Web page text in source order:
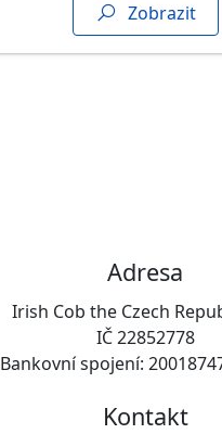
Zobrazit
Adresa
Irish Cob the Czech
IČ 22852778
Bankovní spojení:
Kontakt